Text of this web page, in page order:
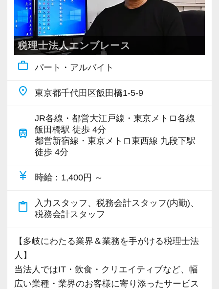
税理士法人エンブレース
work_outline パート・アルバイト
place 東京都千代田区飯田橋1-5-9
train
JR各線・都営大江戸線・東京メトロ各線
飯田橋駅 徒歩 4分
都営新宿線・東京メトロ東西線 九段下駅
徒歩 4分
currency_yen 時給 ：1,400円 ～
content_paste
入力スタッフ、税務会計スタッフ(内勤)、
税務会計スタッフ
【多岐にわたる業界＆業務を手がける税理士法
人】
当法人ではIT・飲食・クリエイティブなど、幅
広い業種・業界のお客様に寄り添ったサービス